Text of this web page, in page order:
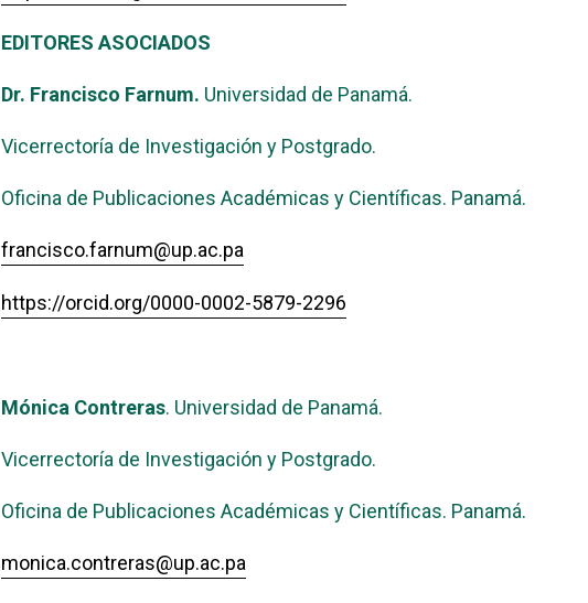
EDITORES ASOCIADOS
Dr. Francisco Farnum. Universidad de Panamá.
Vicerrectoría de Investigación y Postgrado.
Oficina de Publicaciones Académicas y Científicas. Panamá.
francisco.farnum@up.ac.pa
https://orcid.org/0000-0002-5879-2296
Mónica Contreras. Universidad de Panamá.
Vicerrectoría de Investigación y Postgrado.
Oficina de Publicaciones Académicas y Científicas. Panamá.
monica.contreras@up.ac.pa